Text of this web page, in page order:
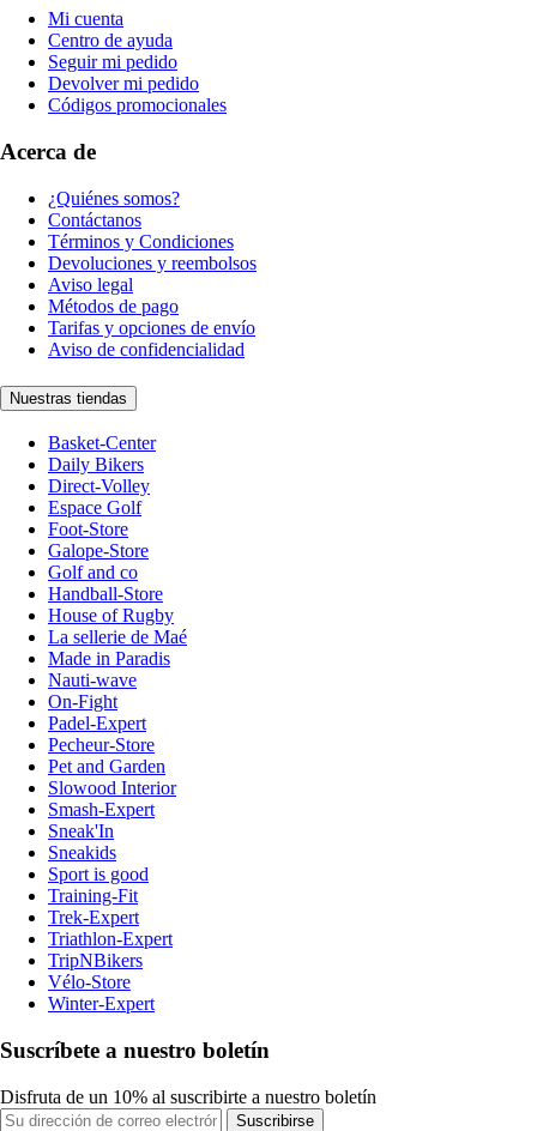
Mi cuenta
Centro de ayuda
Seguir mi pedido
Devolver mi pedido
Códigos promocionales
Acerca de
¿Quiénes somos?
Contáctanos
Términos y Condiciones
Devoluciones y reembolsos
Aviso legal
Métodos de pago
Tarifas y opciones de envío
Aviso de confidencialidad
Nuestras tiendas
Basket-Center
Daily Bikers
Direct-Volley
Espace Golf
Foot-Store
Galope-Store
Golf and co
Handball-Store
House of Rugby
La sellerie de Maé
Made in Paradis
Nauti-wave
On-Fight
Padel-Expert
Pecheur-Store
Pet and Garden
Slowood Interior
Smash-Expert
Sneak'In
Sneakids
Sport is good
Training-Fit
Trek-Expert
Triathlon-Expert
TripNBikers
Vélo-Store
Winter-Expert
Suscríbete a nuestro boletín
Disfruta de un 10% al suscribirte a nuestro boletín
Suscribirse